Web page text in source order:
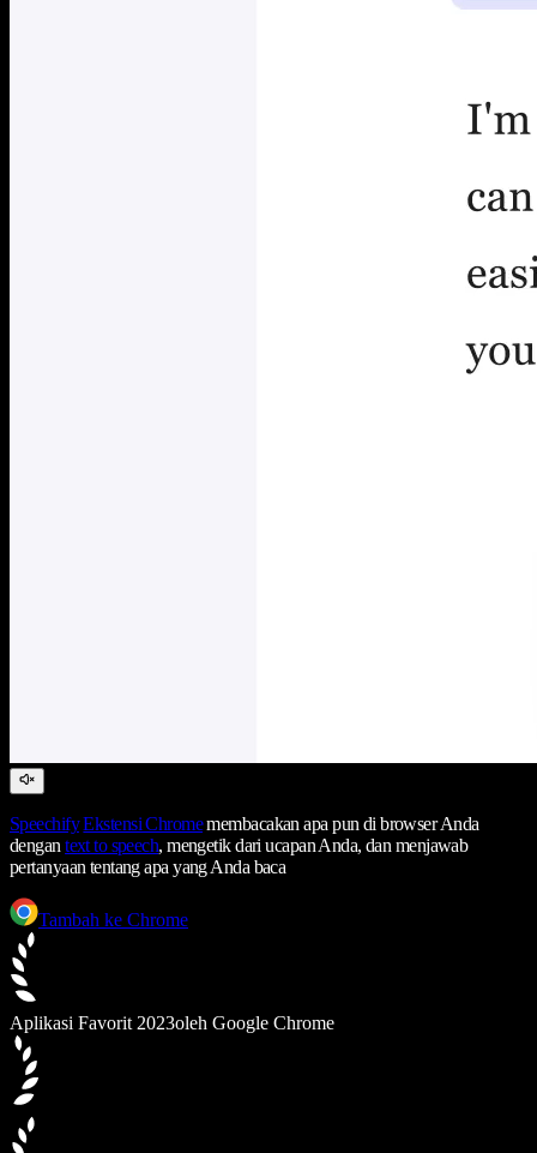
Speechify Ekstensi Chromemembacakan apa pun di browser Anda
dengantext to speech, mengetik dari ucapan Anda, dan menjawab
pertanyaan tentang apa yang Anda baca
Tambah ke Chrome
Aplikasi Favorit 2023oleh Google Chrome